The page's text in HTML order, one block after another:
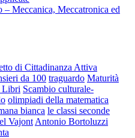
Meccanica, Meccatronica ed
di Cittadinanza Attiva
da 100 traguardo Maturità
Libri Scambio culturale-
olimpiadi della matematica
bianca le classi seconde
Vajont Antonio Bortoluzzi